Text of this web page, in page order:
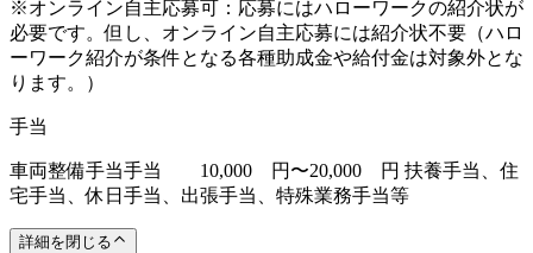
※オンライン自主応募可：応募にはハローワークの紹介状が
必要です。但し、オンライン自主応募には紹介状不要（ハロ
ーワーク紹介が条件となる各種助成金や給付金は対象外とな
ります。）
手当
車両整備手当手当 10,000 円〜20,000 円 扶養手当、住
宅手当、休日手当、出張手当、特殊業務手当等
詳細を閉じる